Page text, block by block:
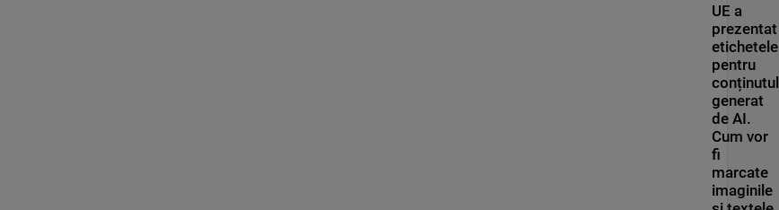
UE a
prezentat
etichetele
pentru
conținutul
generat
de AI.
Cum vor
fi
marcate
imaginile